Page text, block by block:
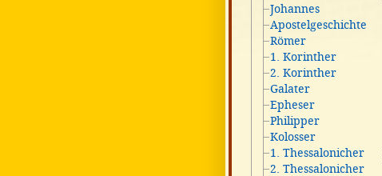
Johannes
Apostelgeschichte
Römer
1. Korinther
2. Korinther
Galater
Epheser
Philipper
Kolosser
1. Thessalonicher
2. Thessalonicher